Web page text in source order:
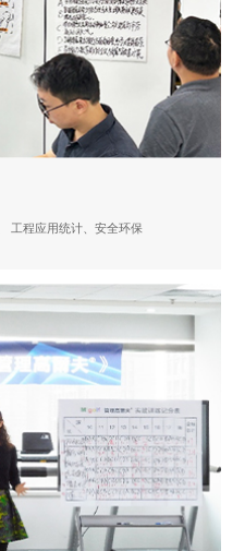
工程应用统计、安全环保